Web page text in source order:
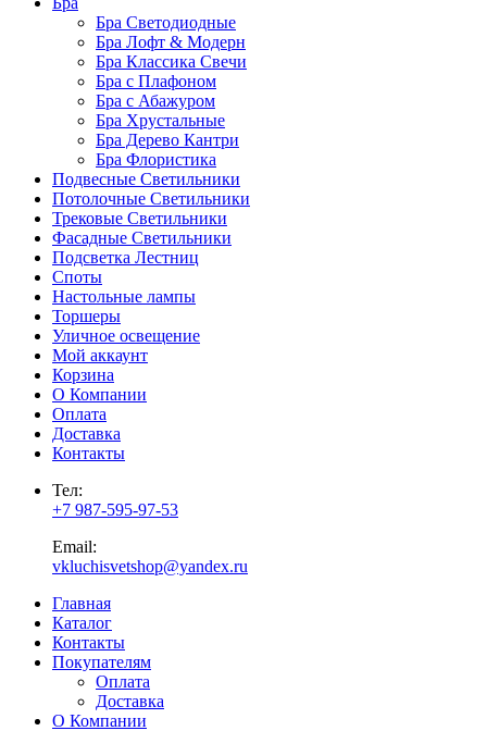
Бра Светодиодные
Бра Лофт & Модерн
Бра Классика Свечи
Бра с Плафоном
Бра с Абажуром
Бра Хрустальные
Бра Дерево Кантри
Бра Флористика
Подвесные Светильники
Потолочные Светильники
Трековые Светильники
Фасадные Светильники
Подсветка Лестниц
Споты
Настольные лампы
Торшеры
Уличное освещение
Мой аккаунт
Корзина
О Компании
Оплата
Доставка
Контакты
Тел:
+7 987-595-97-53
Email:
vkluchisvetshop@yandex.ru
Главная
Каталог
Контакты
Покупателям
Оплата
Доставка
О Компании